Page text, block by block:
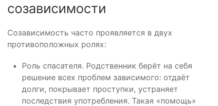
созависимости
Созависимость часто проявляется в двух
противоположных ролях:
Роль спасателя. Родственник берёт на себя
решение всех проблем зависимого: отдаёт
долги, покрывает проступки, устраняет
последствия употребления. Такая «помощь»